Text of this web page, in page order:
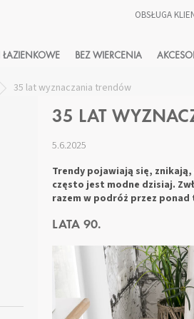
OBSŁUGA
BEZ WIERCENIA
35 lat wyznaczania trendów
35 LAT
5.6.2025
Trendy pojawiają się,
często jest modne dzisiaj.
razem w podróż przez
LATA 90.